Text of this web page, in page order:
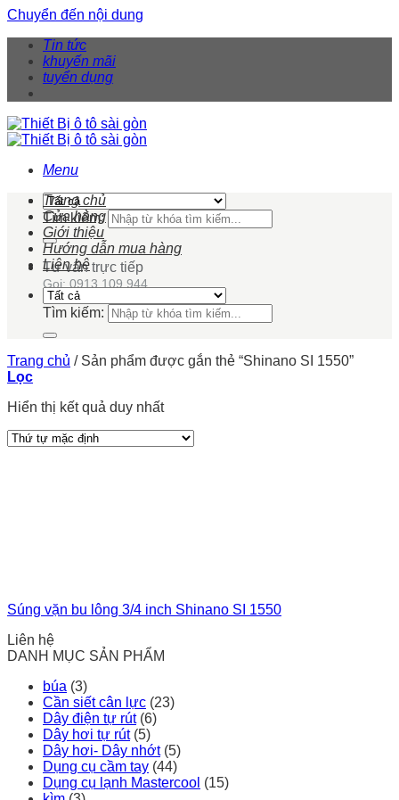
Chuyển đến nội dung
Tin tức
khuyến mãi
tuyển dụng
Menu
Tìm kiếm:
Tư vấn trực tiếp
Gọi: 0913 109 944
Trang chủ
Cửa hàng
Giới thiệu
Hướng dẫn mua hàng
Liên hệ
Tìm kiếm:
Trang chủ /Sản phẩm được gắn thẻ “Shinano SI 1550”
Lọc
Hiển thị kết quả duy nhất
Súng vặn bu lông 3/4 inch Shinano SI 1550
Liên hệ
DANH MỤC SẢN PHẨM
búa (3)
Cần siết cân lực (23)
Dây điện tự rút (6)
Dây hơi tự rút (5)
Dây hơi- Dây nhớt (5)
Dụng cụ cầm tay (44)
Dụng cụ lạnh Mastercool (15)